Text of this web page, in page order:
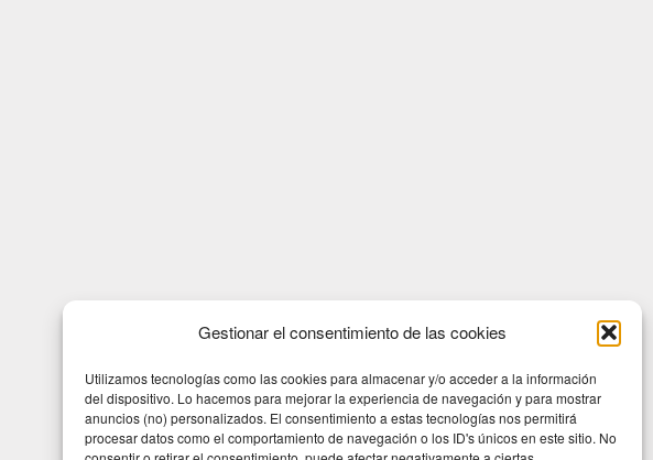
Gestionar el consentimiento de las cookies
Utilizamos tecnologías como las cookies para almacenar y/o acceder a la información
del dispositivo. Lo hacemos para mejorar la experiencia de navegación y para mostrar
anuncios (no) personalizados. El consentimiento a estas tecnologías nos permitirá
procesar datos como el comportamiento de navegación o los ID's únicos en este sitio. No